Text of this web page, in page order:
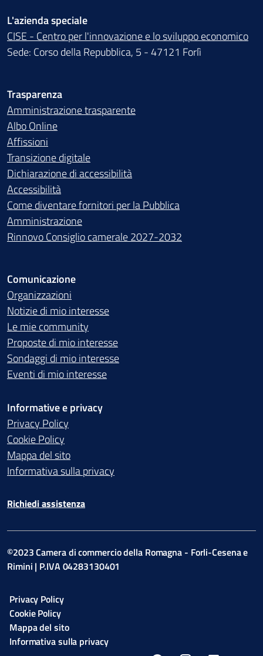
L'azienda speciale
CISE - Centro per l'innovazione e lo sviluppo economico
Sede: Corso della Repubblica, 5 - 47121 Forlì
Trasparenza
Amministrazione trasparente
Albo Online
Affissioni
Transizione digitale
Dichiarazione di accessibilità
Accessibilità
Come diventare fornitori per la Pubblica
Amministrazione
Rinnovo Consiglio camerale 2027-2032
Comunicazione
Organizzazioni
Notizie di mio interesse
Le mie community
Proposte di mio interesse
Sondaggi di mio interesse
Eventi di mio interesse
Informative e privacy
Privacy Policy
Cookie Policy
Mappa del sito
Informativa sulla privacy
Richiedi assistenza
©2023 Camera di commercio della Romagna - Forli-Cesena e
Rimini | P.IVA 04283130401
Privacy Policy
Cookie Policy
Mappa del sito
Informativa sulla privacy